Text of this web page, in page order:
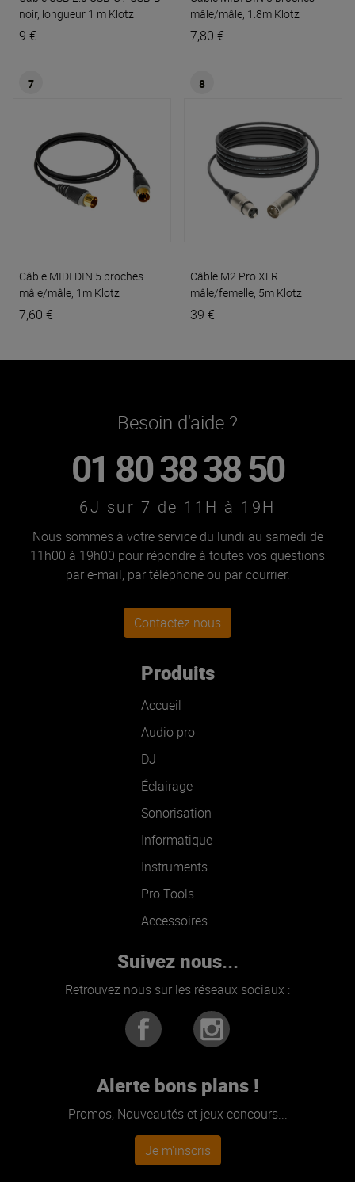
noir, longueur 1 m Klotz
9 €
mâle/mâle, 1.8m Klotz
7,80 €
7
Câble MIDI DIN 5 broches
mâle/mâle, 1m Klotz
7,60 €
8
Câble M2 Pro XLR
mâle/femelle, 5m Klotz
39 €
Besoin d'aide ?
01 80 38 38 50
6J sur 7 de 11H à 19H
Nous sommes à votre service du lundi au samedi de
11h00 à 19h00 pour répondre à toutes vos questions
par e-mail, par téléphone ou par courrier.
Contactez nous
Produits
Accueil
Audio pro
DJ
Éclairage
Sonorisation
Informatique
Instruments
Pro Tools
Accessoires
Suivez nous...
Retrouvez nous sur les réseaux sociaux :
Alerte bons plans !
Promos, Nouveautés et jeux concours...
Je m'inscris